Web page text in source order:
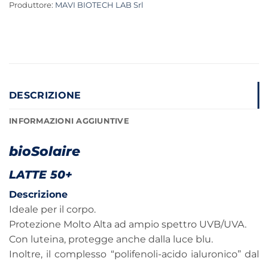
Produttore: MAVI BIOTECH LAB Srl
DESCRIZIONE
INFORMAZIONI AGGIUNTIVE
bioSolaire
LATTE 50+
Descrizione
Ideale per il corpo.
Protezione Molto Alta ad ampio spettro UVB/UVA.
Con luteina, protegge anche dalla luce blu.
Inoltre, il complesso “polifenoli-acido ialuronico” dal